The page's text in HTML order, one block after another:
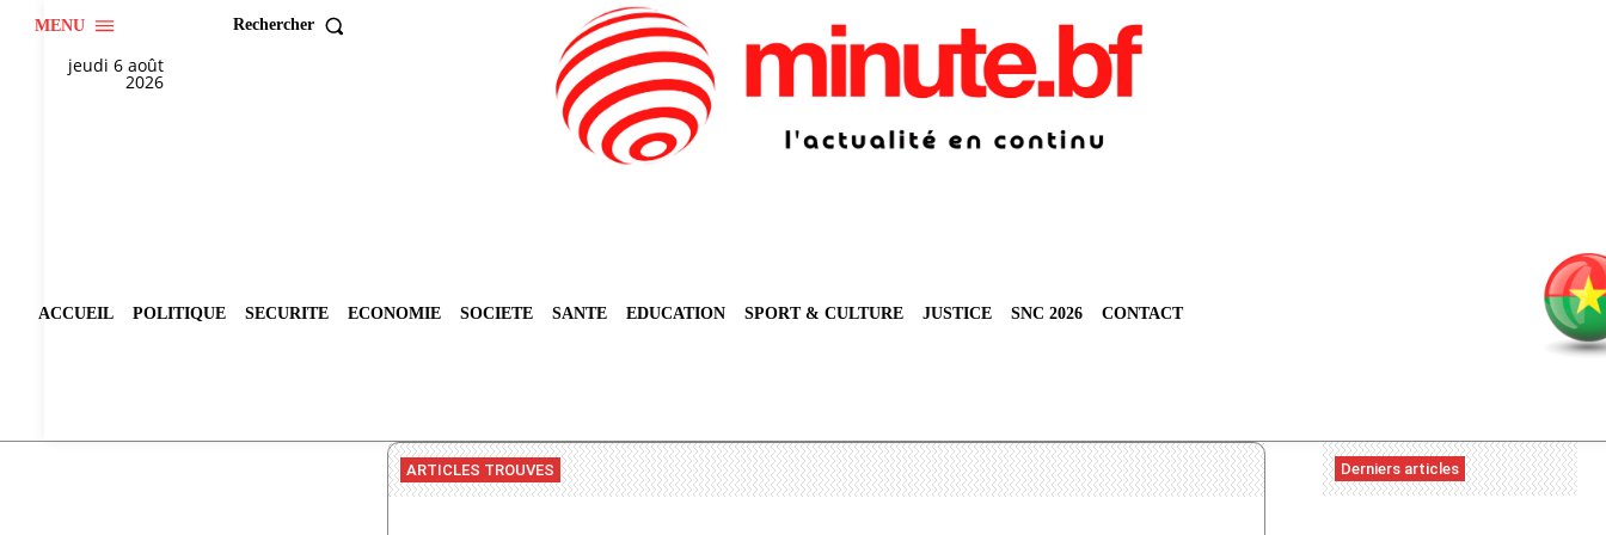
MENU Rechercher
jeudi 6 août
2026
ACCUEIL POLITIQUE SECURITE ECONOMIE SOCIETE SANTE EDUCATION SPORT & CULTURE JUSTICE SNC 2026 CONTACT
ARTICLES TROUVES Derniers articles